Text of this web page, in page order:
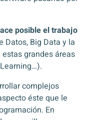
posible el trabajo
Datos, Big Data y la
grandes áreas
complejos
éste que le
En